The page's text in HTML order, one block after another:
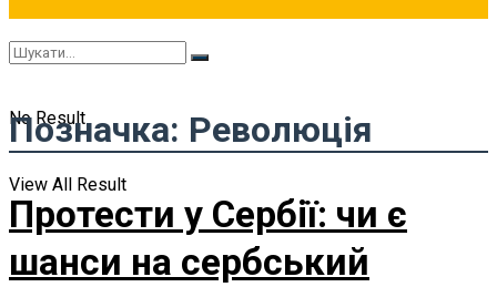
No Result
View All Result
Позначка: Революція
Протести у Сербії: чи є
шанси на сербський